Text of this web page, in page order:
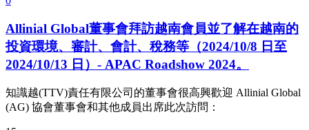
Allinial Global董事會拜訪越南會員並了解在越南的
投資環境、審計、會計、稅務等（2024/10/8 日至
2024/10/13 日）- APAC Roadshow 2024。
知識越(TTV)責任有限公司的董事會很高興歡迎 Allinial Global
(AG) 協會董事會和其他成員出席此次訪問：